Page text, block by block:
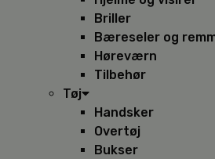
Briller
Bæreseler og
Høreværn
Tilbehør
Tøj
Handsker
Overtøj
Bukser